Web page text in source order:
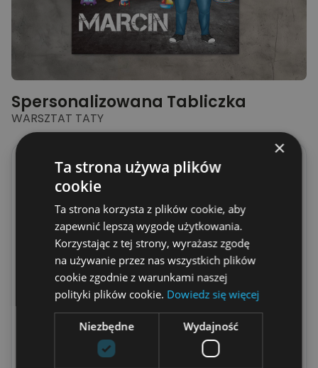
Spersonalizowana Tabliczka
WARSZTAT TATY
Wpisz imię Taty
Maksymalnie15Liter)
Wybierz włosy
×
Ta strona używa plików
cookie
Ta strona korzysta z plików cookie, aby
zapewnić lepszą wygodę użytkowania.
Korzystając z tej strony, wyrażasz zgodę
na używanie przez nas wszystkich plików
cookie zgodnie z warunkami naszej
polityki plików cookie. Dowiedz się więcej
Niezbędne Wydajność